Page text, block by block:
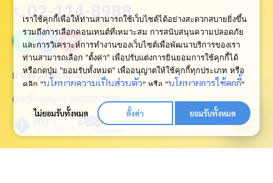
02-114-8988
มาตรฐานการรับรอง
เลขที่ใบอนุญาต ว00007/2565
เราใช้คุกกี้เพื่อให้ท่านสามารถใช้เว็บไซต์ได้อย่างสะดวกสบายยิ่งขึ้น
รวมถึงการเลือกคอนเทนต์ที่เหมาะสม การสนับสนุนความปลอดภัย
และการวิเคราะห์การทำงานของเว็บไซต์เพื่อพัฒนาบริการของเรา
ท่านสามารถเลือก "ตั้งค่า" เพื่อปรับแต่งการยินยอมการใช้คุกกี้ได้
หรือกดปุ่ม "ยอมรับทั้งหมด" เพื่ออนุญาตให้ใช้คุกกี้ทุกประเภท หรือ
คลิก "นโยบายความเป็นส่วนตัว" หรือ "นโยบายการใช้คุกกี้"
ไม่ยอมรับทั้งหมด ตั้งค่า ยอมรับทั้งหมด
ปรึกษาเรา
Open